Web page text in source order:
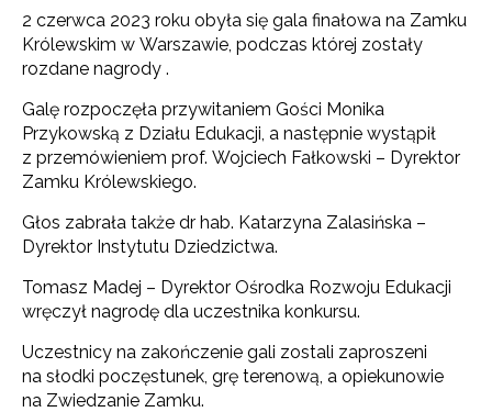
2 czerwca 2023 roku obyła się gala finałowa na Zamku
Królewskim w Warszawie, podczas której zostały
rozdane nagrody .
Galę rozpoczęła przywitaniem Gości Monika
Przykowską z Działu Edukacji, a następnie wystąpił
z przemówieniem prof. Wojciech Fałkowski – Dyrektor
Zamku Królewskiego.
Głos zabrała także dr hab. Katarzyna Zalasińska –
Dyrektor Instytutu Dziedzictwa.
Tomasz Madej – Dyrektor Ośrodka Rozwoju Edukacji
wręczył nagrodę dla uczestnika konkursu.
Uczestnicy na zakończenie gali zostali zaproszeni
na słodki poczęstunek, grę terenową, a opiekunowie
na Zwiedzanie Zamku.